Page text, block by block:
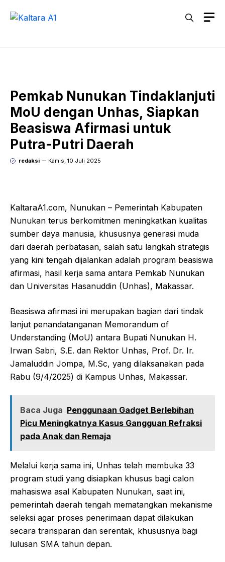
Pemkab Nunukan Tindaklanjuti
MoU dengan Unhas, Siapkan
Beasiswa Afirmasi untuk
Putra-Putri Daerah
redaksi Kamis, 10 Juli 2025
KaltaraA1.com, Nunukan – Pemerintah Kabupaten
Nunukan terus berkomitmen meningkatkan kualitas
sumber daya manusia, khususnya generasi muda
dari daerah perbatasan, salah satu langkah strategis
yang kini tengah dijalankan adalah program beasiswa
afirmasi, hasil kerja sama antara Pemkab Nunukan
dan Universitas Hasanuddin (Unhas), Makassar.
Beasiswa afirmasi ini merupakan bagian dari tindak
lanjut penandatanganan Memorandum of
Understanding (MoU) antara Bupati Nunukan H.
Irwan Sabri, S.E. dan Rektor Unhas, Prof. Dr. Ir.
Jamaluddin Jompa, M.Sc, yang dilaksanakan pada
Rabu (9/4/2025) di Kampus Unhas, Makassar.
Baca Juga Penggunaan Gadget Berlebihan
Picu Meningkatnya Kasus Gangguan Refraksi
pada Anak dan Remaja
Melalui kerja sama ini, Unhas telah membuka 33
program studi yang disiapkan khusus bagi calon
mahasiswa asal Kabupaten Nunukan, saat ini,
pemerintah daerah tengah mematangkan mekanisme
seleksi agar proses penerimaan dapat dilakukan
secara transparan dan serentak, khususnya bagi
lulusan SMA tahun depan.